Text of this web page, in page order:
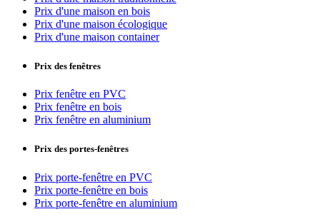
Prix d'une maison en bois
Prix d'une maison écologique
Prix d'une maison container
Prix des fenêtres
Prix fenêtre en PVC
Prix fenêtre en bois
Prix fenêtre en aluminium
Prix des portes-fenêtres
Prix porte-fenêtre en PVC
Prix porte-fenêtre en bois
Prix porte-fenêtre en aluminium